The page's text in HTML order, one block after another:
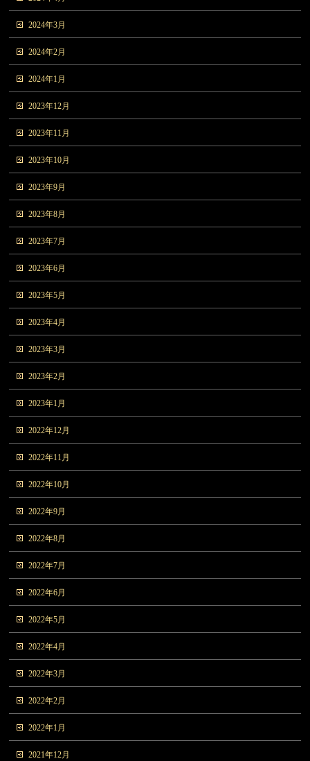
2024年3月
2024年2月
2024年1月
2023年12月
2023年11月
2023年10月
2023年9月
2023年8月
2023年7月
2023年6月
2023年5月
2023年4月
2023年3月
2023年2月
2023年1月
2022年12月
2022年11月
2022年10月
2022年9月
2022年8月
2022年7月
2022年6月
2022年5月
2022年4月
2022年3月
2022年2月
2022年1月
2021年12月